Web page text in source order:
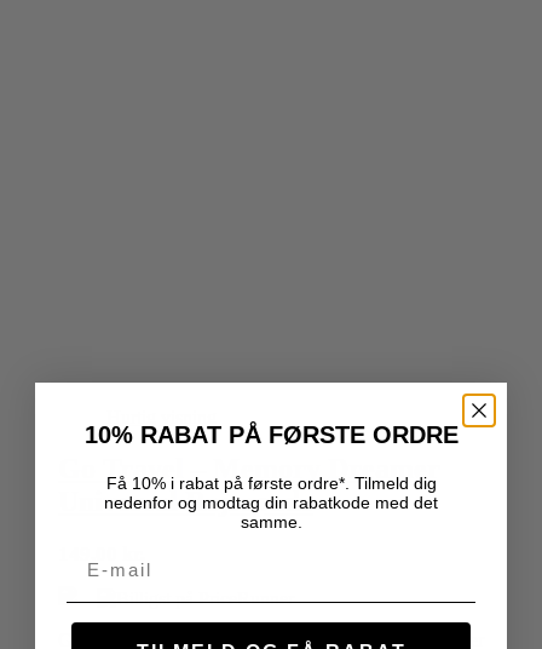
Go Travel – Memory Dreamer
Universal Rejsepude
Go Travel Memory Dreamer Universal Rejsepude giver
10% RABAT PÅ FØRSTE ORDRE
Få 10% i rabat på første ordre*. Tilmeld dig
nedenfor og modtag din rabatkode med det
samme.
Email